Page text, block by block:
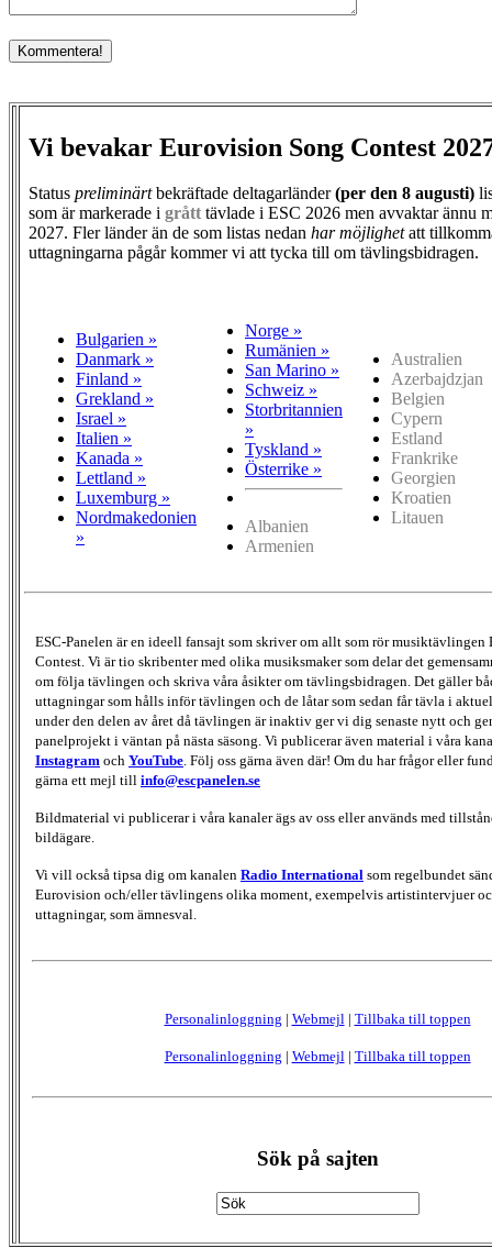
Vi bevakar Eurovision Song Contest
Status preliminärtbekräftade deltagarländer(per den 8 augusti)
som är markerade i grått tävlade i ESC 2026 men avvaktar ännu
2027. Fler länder än de som listas nedan har möjlighetatt
uttagningarna pågår kommer vi att tycka till om tävlingsbidragen.
Bulgarien »
Danmark »
Finland »
Grekland »
Israel »
Italien »
Kanada »
Lettland »
Luxemburg »
Nordmakedonien
»
Norge »
Rumänien »
San Marino »
Schweiz »
Storbritannien
»
Tyskland »
Österrike »
Albanien
Armenien
Australien
Azerbajdzjan
Belgien
Cypern
Estland
Frankrike
Georgien
Kroatien
Litauen
ESC-Panelen är en ideell fansajt som skriver om allt som rör musiktävlingen
Contest. Vi är tio skribenter med olika musiksmaker som delar det
om följa tävlingen och skriva våra åsikter om tävlingsbidragen. Det gäller
uttagningar som hålls inför tävlingen och de låtar som sedan får tävla i
under den delen av året då tävlingen är inaktiv ger vi dig senaste nytt och
panelprojekt i väntan på nästa säsong. Vi publicerar även material i våra
Instagram och YouTube . Följ oss gärna även där! Om du har frågor eller
gärna ett mejl till info@escpanelen.se
Bildmaterial vi publicerar i våra kanaler ägs av oss eller används med
bildägare.
Vi vill också tipsa dig om kanalen Radio International som regelbundet
Eurovision och/eller tävlingens olika moment, exempelvis artistintervjuer
uttagningar, som ämnesval.
Personalinloggning | Webmejl | Tillbaka till toppen
Personalinloggning | Webmejl | Tillbaka till toppen
Sök på sajten